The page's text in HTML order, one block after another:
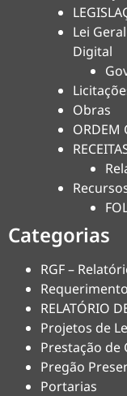
Lei
Digital
Obras
ORDEM
Categorias
RGF –
RELATÓRIO
Projetos de
Prestação de
Pregão
Portarias